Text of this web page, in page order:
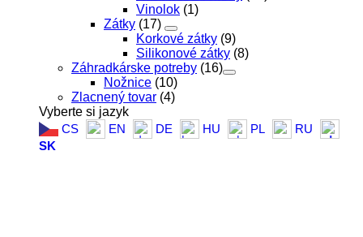
Vinolok (1)
Zátky (17)
Korkové zátky (9)
Silikonové zátky (8)
Záhradkárske potreby (16)
Nožnice (10)
Zlacnený tovar (4)
Vyberte si jazyk
CS
EN DE HU PL
RU
SK